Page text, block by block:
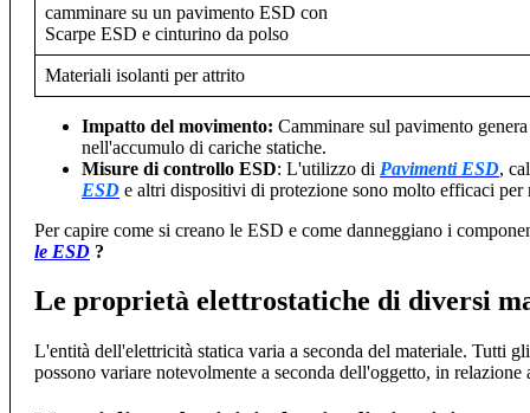
camminare su un pavimento ESD con
Scarpe ESD e cinturino da polso
Materiali isolanti per attrito
Impatto del movimento: Camminare sul pavimento
nell'accumulo di cariche statiche.
Misure di controllo ESD: L'utilizzo di Pavimenti ESD,
ESD e altri dispositivi di protezione sono molto efficaci
Per capire come si creano le ESD e come danneggiano i
le ESD ?
Le proprietà elettrostatiche di diversi
L'entità dell'elettricità statica varia a seconda del materiale. Tutti
possono variare notevolmente a seconda dell'oggetto, in